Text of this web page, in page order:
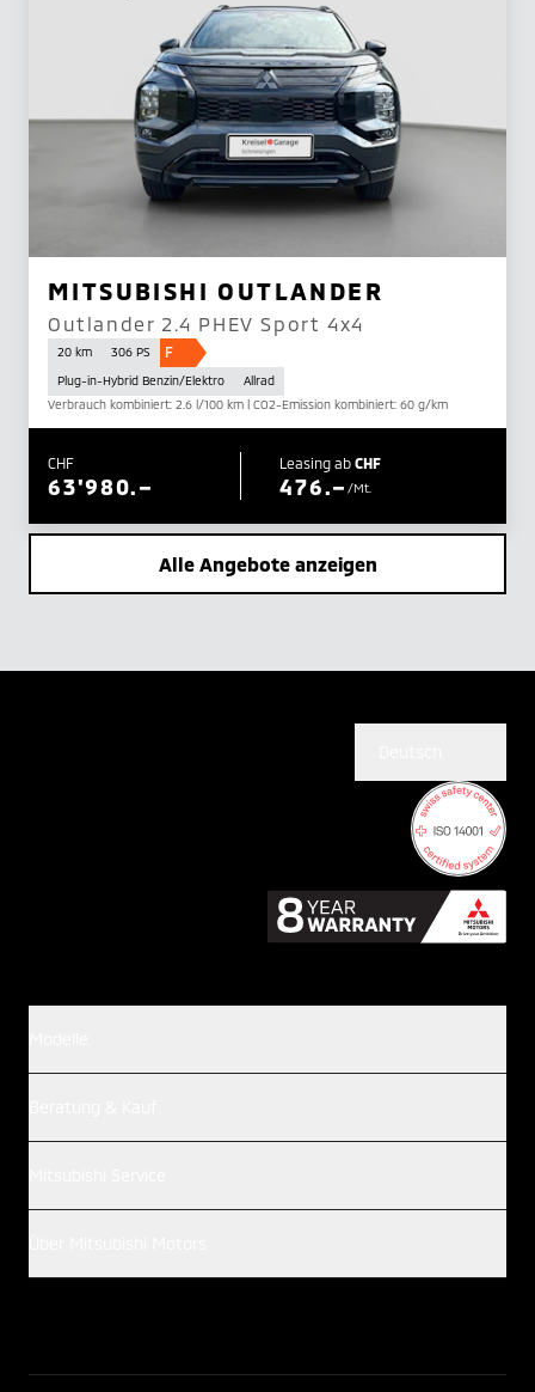
MITSUBISHI OUTLANDER
Outlander 2.4 PHEV Sport 4x4
20 km 306 PS F
Plug-in-Hybrid Benzin/Elektro
Allrad
Verbrauch kombiniert: 2.6 l/100 km | CO2-Emission kombiniert: 60 g/km
CHF
63'980.–
Leasing abCHF
476.–/Mt.
Alle Angebote anzeigen